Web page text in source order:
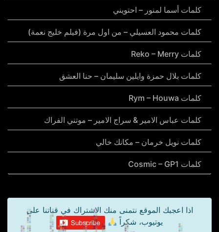
كلمات أسما لمنور – احتويني
كلمات محمود العسيلي – من اول مرة (فيلم خليج نعمة)
كلمات Reko – Merry
كلمات بلال حمزة وايلين سليمان – حنا العشق
كلمات Rym – Houwa
كلمات عباس الامير & سراج الامير – موتني الفراك
كلمات نويل خرمان – مكانك خالي
كلمات Cosmic – GP1
اذا اعجبك الموقع نتمنى منك الاشتراك في قناتنا على
يوتيوب، شكراً